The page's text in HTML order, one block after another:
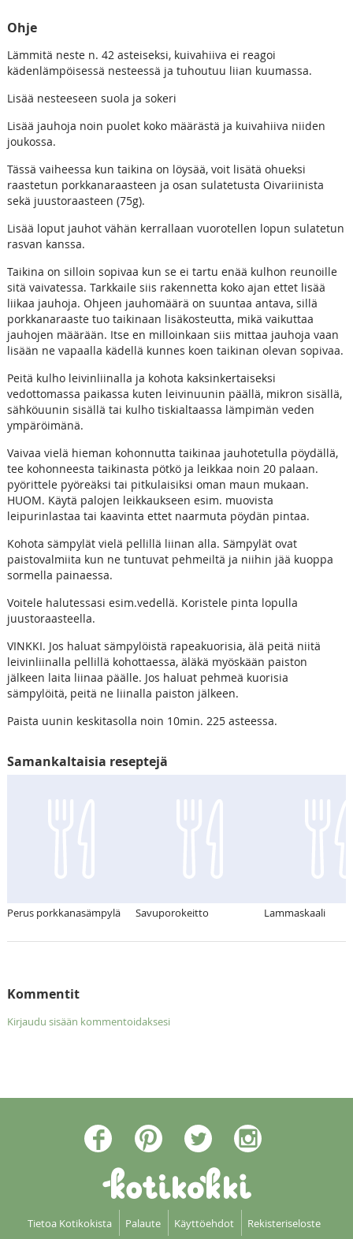
Ohje
Lämmitä neste n. 42 asteiseksi, kuivahiiva ei reagoi
kädenlämpöisessä nesteessä ja tuhoutuu liian kuumassa.
Lisää nesteeseen suola ja sokeri
Lisää jauhoja noin puolet koko määrästä ja kuivahiiva niiden
joukossa.
Tässä vaiheessa kun taikina on löysää, voit lisätä ohueksi
raastetun porkkanaraasteen ja osan sulatetusta Oivariinista
sekä juustoraasteen (75g).
Lisää loput jauhot vähän kerrallaan vuorotellen lopun sulatetun
rasvan kanssa.
Taikina on silloin sopivaa kun se ei tartu enää kulhon reunoille
sitä vaivatessa. Tarkkaile siis rakennetta koko ajan ettet lisää
liikaa jauhoja. Ohjeen jauhomäärä on suuntaa antava, sillä
porkkanaraaste tuo taikinaan lisäkosteutta, mikä vaikuttaa
jauhojen määrään. Itse en milloinkaan siis mittaa jauhoja vaan
lisään ne vapaalla kädellä kunnes koen taikinan olevan sopivaa.
Peitä kulho leivinliinalla ja kohota kaksinkertaiseksi
vedottomassa paikassa kuten leivinuunin päällä, mikron sisällä,
sähköuunin sisällä tai kulho tiskialtaassa lämpimän veden
ympäröimänä.
Vaivaa vielä hieman kohonnutta taikinaa jauhotetulla pöydällä,
tee kohonneesta taikinasta pötkö ja leikkaa noin 20 palaan.
pyörittele pyöreäksi tai pitkulaisiksi oman maun mukaan.
HUOM. Käytä palojen leikkaukseen esim. muovista
leipurinlastaa tai kaavinta ettet naarmuta pöydän pintaa.
Kohota sämpylät vielä pellillä liinan alla. Sämpylät ovat
paistovalmiita kun ne tuntuvat pehmeiltä ja niihin jää kuoppa
sormella painaessa.
Voitele halutessasi esim.vedellä. Koristele pinta lopulla
juustoraasteella.
VINKKI. Jos haluat sämpylöistä rapeakuorisia, älä peitä niitä
leivinliinalla pellillä kohottaessa, äläkä myöskään paiston
jälkeen laita liinaa päälle. Jos haluat pehmeä kuorisia
sämpylöitä, peitä ne liinalla paiston jälkeen.
Paista uunin keskitasolla noin 10min. 225 asteessa.
Samankaltaisia reseptejä
Perus porkkanasämpylä Savuporokeitto Lammaskaali
Kommentit
Kirjaudu sisään kommentoidaksesi
Tietoa Kotikokista Palaute Käyttöehdot Rekisteriseloste